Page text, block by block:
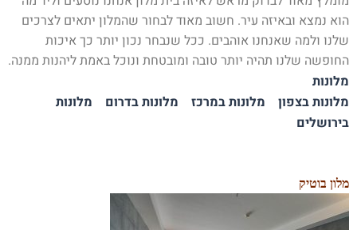
הוא נמצא ובאיזה עיר. חשוב מאוד לבחור שהמלון יתאים לצרכים
שלנו ולמה שאנחנו אוהבים. ככל שנבחר נכון יותר כך איכות
החופשה שלנו תהיה יותר טובה ומובטחת ונוכל באמת ליהנות ממנה.
מלונות
מלונות בצפון
מלונות במרכז מלונות בדרום
מלונות
בירושלים
מלון בוטיק